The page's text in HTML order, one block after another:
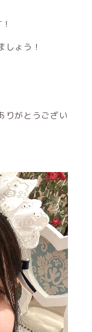
しょう！
りがとうござい